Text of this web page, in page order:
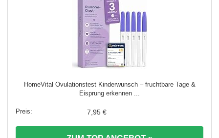
HomeVital Ovulationstest Kinderwunsch – fruchtbare Tage &
Eisprung erkennen ...
7,95 €